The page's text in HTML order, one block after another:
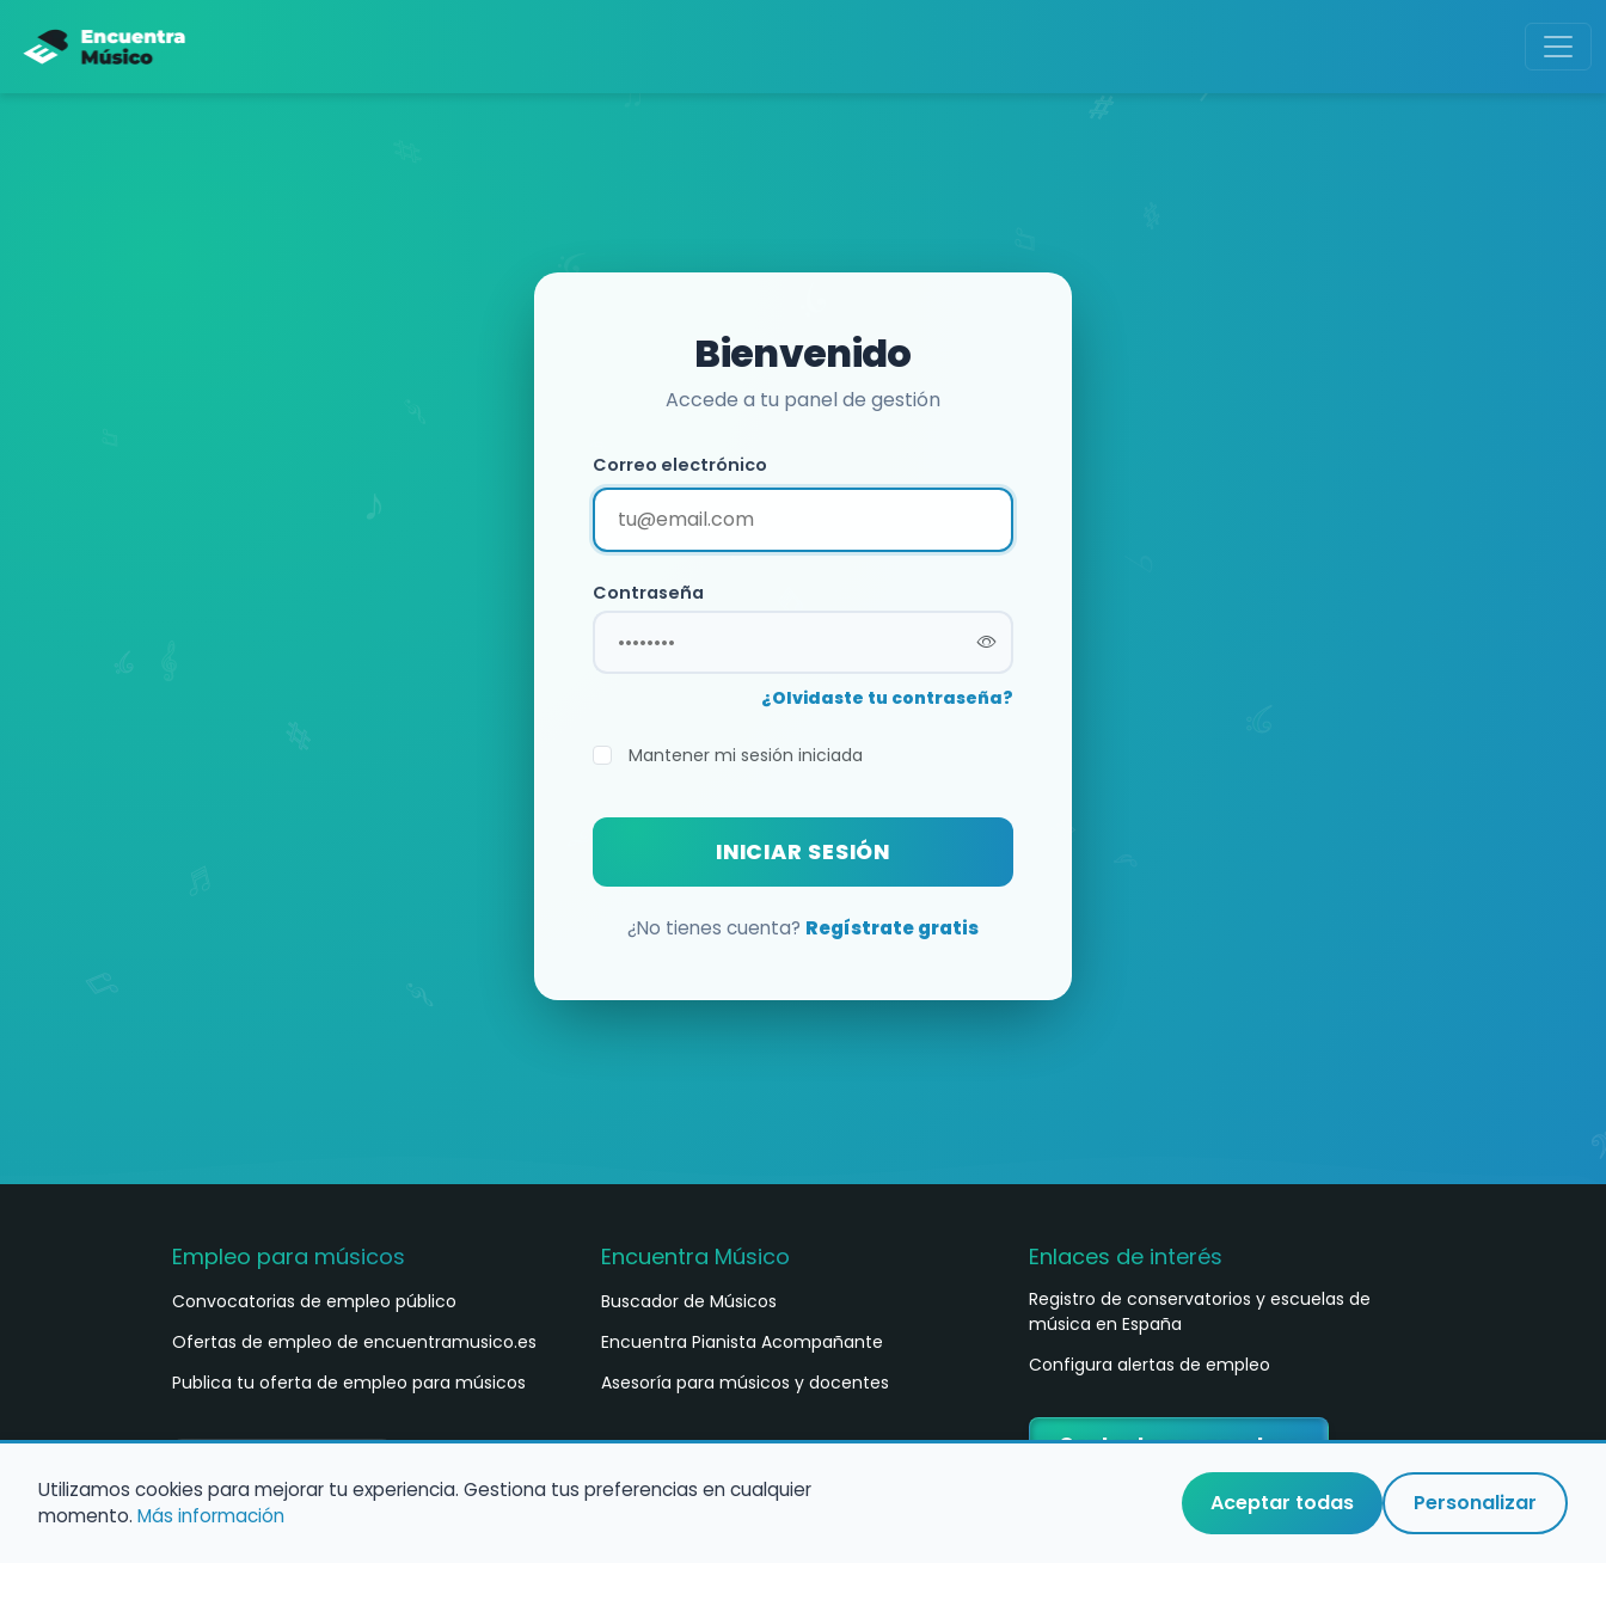
Bienvenido
Accede a tu panel de gestión
Correo electrónico
Contraseña
¿Olvidaste tu contraseña?
Mantener mi sesión iniciada
INICIAR SESIÓN
¿No tienes cuenta? Regístrate gratis
Empleo para músicos
Convocatorias de empleo público
Ofertas de empleo de encuentramusico.es
Publica tu oferta de empleo para músicos
Encuentra Músico
Buscador de Músicos
Encuentra Pianista Acompañante
Asesoría para músicos y docentes
Enlaces de interés
Registro de conservatorios y escuelas de
música en España
Configura alertas de empleo
Contacta con nosotros
Utilizamos cookies para mejorar tu experiencia. Gestiona tus preferencias en cualquier
momento. Más información Aceptar todas Personalizar